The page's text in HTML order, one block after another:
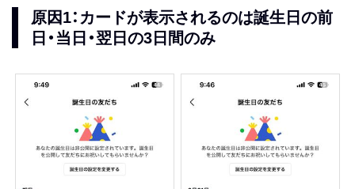
原因1：カードが表示されるのは誕生日の前
日・当日・翌日の3日間のみ